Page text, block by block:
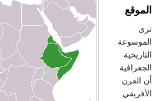
الموقع
ترى
الموسوعة
التاريخية
الجغرافية
أن القرن
الأفريقي